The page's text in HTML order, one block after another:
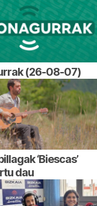
(26-08-07)
‘Biescas’
dau